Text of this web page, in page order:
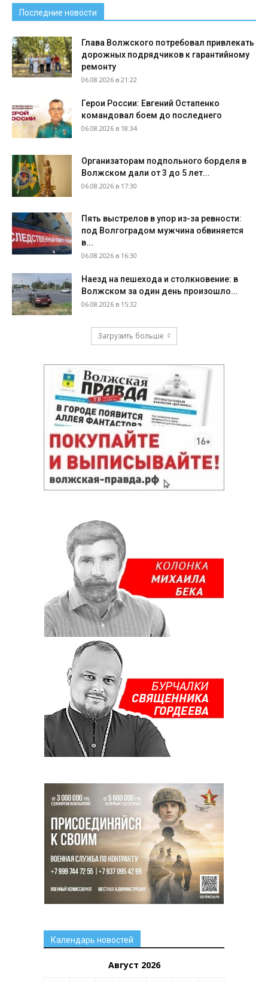
Последние новости
Глава Волжского потребовал привлекать
дорожных подрядчиков к гарантийному
ремонту
06.08.2026 в 21:22
Герои России: Евгений Остапенко
командовал боем до последнего
06.08.2026 в 18:34
Организаторам подпольного борделя в
Волжском дали от 3 до 5 лет...
06.08.2026 в 17:30
Пять выстрелов в упор из-за ревности:
под Волгоградом мужчина обвиняется
в...
06.08.2026 в 16:30
Наезд на пешехода и столкновение: в
Волжском за один день произошло...
06.08.2026 в 15:32
Загрузить больше
Календарь новостей
Август 2026